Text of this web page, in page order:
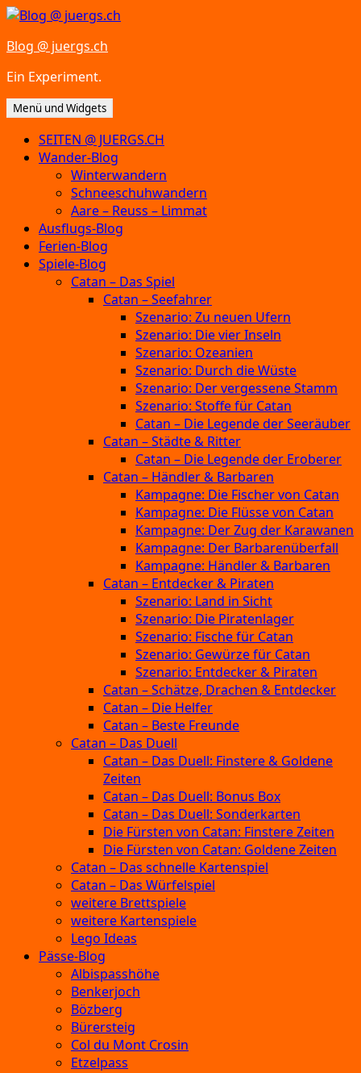
Zum
springen
Blog @ juergs.ch
Ein Experiment.
Menü und Widgets
SEITEN @ JUERGS.CH
Wander-Blog
Winterwandern
Schneeschuhwandern
Aare – Reuss – Limmat
Ausflugs-Blog
Ferien-Blog
Spiele-Blog
Catan – Das Spiel
Catan – Seefahrer
Szenario: Zu neuen Ufern
Szenario: Die vier Inseln
Szenario: Ozeanien
Szenario: Durch die Wüste
Szenario: Der vergessene Stamm
Szenario: Stoffe für Catan
Catan – Die Legende der Seeräuber
Catan – Städte & Ritter
Catan – Die Legende der Eroberer
Catan – Händler & Barbaren
Kampagne: Die Fischer von Catan
Kampagne: Die Flüsse von Catan
Kampagne: Der Zug der Karawanen
Kampagne: Der Barbarenüberfall
Kampagne: Händler & Barbaren
Catan – Entdecker & Piraten
Szenario: Land in Sicht
Szenario: Die Piratenlager
Szenario: Fische für Catan
Szenario: Gewürze für Catan
Szenario: Entdecker & Piraten
Catan – Schätze, Drachen & Entdecker
Catan – Die Helfer
Catan – Beste Freunde
Catan – Das Duell
Catan – Das Duell: Finstere & Goldene
Zeiten
Catan – Das Duell: Bonus Box
Catan – Das Duell: Sonderkarten
Die Fürsten von Catan: Finstere Zeiten
Die Fürsten von Catan: Goldene Zeiten
Catan – Das schnelle Kartenspiel
Catan – Das Würfelspiel
weitere Brettspiele
weitere Kartenspiele
Lego Ideas
Pässe-Blog
Albispasshöhe
Benkerjoch
Bözberg
Bürersteig
Col du Mont Crosin
Etzelpass